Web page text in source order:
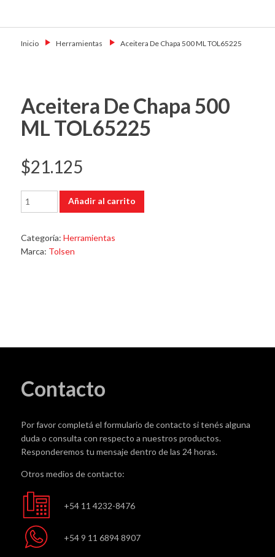
Motoshop
Ezeiza
Inicio→ Herramientas → Aceitera De Chapa 500 ML TOL65225
Aceitera De Chapa 500
ML TOL65225
$21.125
Aceitera
De
500
ML
Añadir al carrito
Categoría: Herramientas
Marca: Tolsen
Contacto
Por favor completá el formulario de contacto si tenés alguna
duda o consulta con respecto a nuestros productos.
Responderemos tu mensaje dentro de las 24 horas.
Otros medios de contacto:
+54 11 4232-8476
+54 9 11 6894 8907